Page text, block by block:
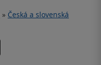
» Česká a slovenská